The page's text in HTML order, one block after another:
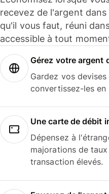
recevez de l'argent
qu'il vous faut, réuni
accessible à tout
Gérez votre argent
Gardez vos
convertissez-les en
Une carte de débit
Dépensez à
majorations de
transaction élevés.